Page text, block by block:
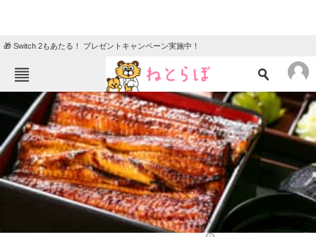
🎁 Switch 2もあたる！ プレゼントキャンペーン実施中！
ねとらぼメニュー
TOP ニュース
エンタメ クイズ
グルメ 地域
教育・育児
リサーチ